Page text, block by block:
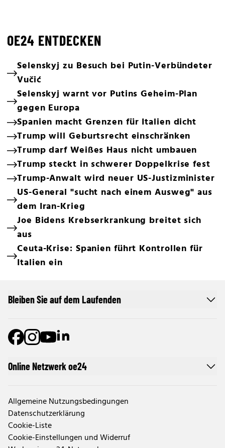
OE24 ENTDECKEN
Selenskyj zu Besuch bei Putin-Verbündeter
Vučić
Selenskyj warnt vor Putins Geheim-Plan
gegen Europa
Spanien macht Grenzen für Italien dicht
Trump will Geburtsrecht einschränken
Trump darf Weißes Haus nicht umbauen
Trump steckt in schwerer Doppelkrise fest
Trump-Anwalt wird neuer US-Justizminister
US-General "sucht nach einem Ausweg" aus
dem Iran-Krieg
Joe Bidens Krebserkrankung breitet sich
aus
Ceuta-Krise: Spanien führt Kontrollen für
Italien ein
Online Netzwerk oe24
Allgemeine Nutzungsbedingungen
Datenschutzerklärung
Cookie-Liste
Cookie-Einstellungen und Widerruf
Bleiben Sie auf dem Laufenden